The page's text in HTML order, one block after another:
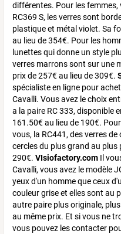
différentes. Pour les femmes,
RC369 S, les verres sont
plastique et métal violet. Sa
au lieu de 354€. Pour les
lunettes qui donne un style
verres marrons sont sur une
prix de 257€ au lieu de 309€.
spécialiste en ligne pour
Cavalli. Vous avez le choix
a la paire RC 333, disponible
161.50€ au lieu de 190€.
vous, la RC441, des verres
cercles du plus grand au plus
290€. VIsiofactory.com Il
Cavalli, vous avez le modèle
yeux d'un homme que ceux
couleur grise et elles sont au
autre paire plus originale,
au même prix. Et si vous ne
vous pouvez les contacter